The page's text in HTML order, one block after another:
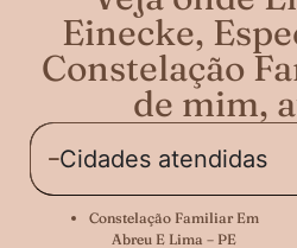
Einecke,
Constelação
de mim,
Cidades atendidas
Constelação Familiar Em
Abreu E Lima – PE